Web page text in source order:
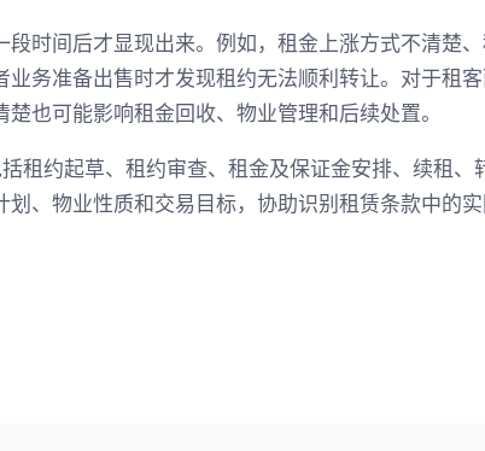
时间后才显现出来。例如，租金上涨方式不清楚
务准备出售时才发现租约无法顺利转让。对于租
也可能影响租金回收、物业管理和后续处置。
租约起草、租约审查、租金及保证金安排、续租、
、物业性质和交易目标，协助识别租赁条款中的